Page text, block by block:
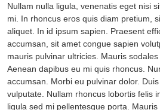
Nullam nulla ligula, venenatis eget nisi
mi. In rhoncus eros quis diam pretium,
aliquet. In id ipsum sapien. Praesent
accumsan, sit amet congue sapien
mauris pulvinar ultricies. Mauris
Aenean dapibus eu mi quis rhoncus.
accumsan. Morbi eu pulvinar dolor.
vulputate. Nullam rhoncus lobortis felis
ligula sed mi pellentesque porta.